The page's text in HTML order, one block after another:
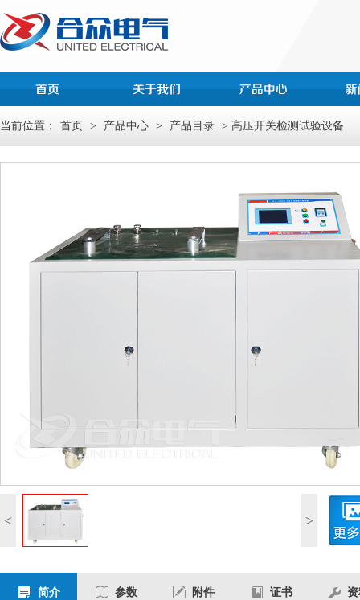
当前位置： 首页 > 产品中心 > 产品目录 > 高压开关检测试验设备
< >
简介 参数 附件 证书